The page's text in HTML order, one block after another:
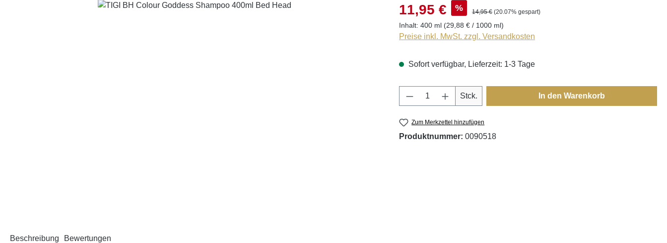
Bildergalerie überspringen 11,95 € % 14,95 € (20.07% gespart)
Inhalt: 400 ml (29,88 € / 1000 ml)
Preise inkl. MwSt. zzgl. Versandkosten
Sofort verfügbar, Lieferzeit: 1-3 Tage
Produkt Anzahl: Gib den gewünschten Wert ein
Stck. In den Warenkorb
Zum Merkzettel hinzufügen
Produktnummer: 0090518
Beschreibung Bewertungen